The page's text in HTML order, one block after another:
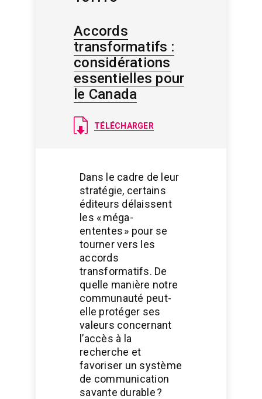
Accords
transformatifs :
considérations
essentielles pour
le Canada
Document
TÉLÉCHARGER
Dans le cadre de leur
stratégie, certains
éditeurs délaissent
les « méga-
ententes » pour se
tourner vers les
accords
transformatifs. De
quelle manière notre
communauté peut-
elle protéger ses
valeurs concernant
l’accès à la
recherche et
favoriser un système
de communication
savante durable ?